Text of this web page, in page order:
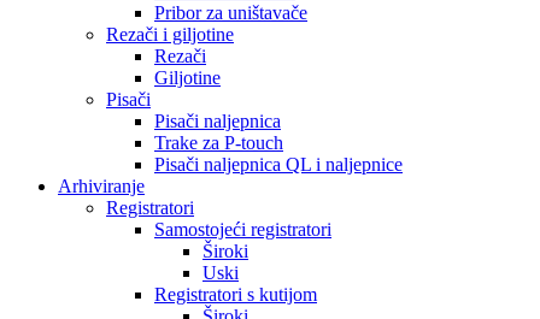
Pribor za uništavače
Rezači i giljotine
Rezači
Giljotine
Pisači
Pisači naljepnica
Trake za P-touch
Pisači naljepnica QL i naljepnice
Arhiviranje
Registratori
Samostojeći registratori
Široki
Uski
Registratori s kutijom